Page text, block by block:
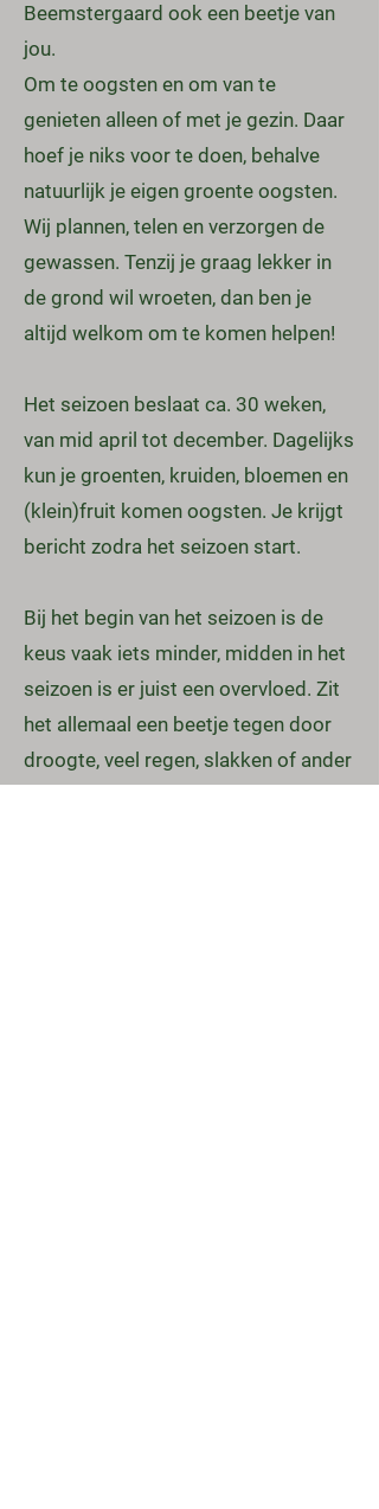
Beemstergaard ook een beetje van
jou.
Om te oogsten en om van te
genieten alleen of met je gezin. Daar
hoef je niks voor te doen, behalve
natuurlijk je eigen groente oogsten.
Wij plannen, telen en verzorgen de
gewassen. Tenzij je graag lekker in
de grond wil wroeten, dan ben je
altijd welkom om te komen helpen!
Het seizoen beslaat ca. 30 weken,
van mid april tot december. Dagelijks
kun je groenten, kruiden, bloemen en
(klein)fruit komen oogsten. Je krijgt
bericht zodra het seizoen start.
Bij het begin van het seizoen is de
keus vaak iets minder, midden in het
seizoen is er juist een overvloed. Zit
het allemaal een beetje tegen door
droogte, veel regen, slakken of ander